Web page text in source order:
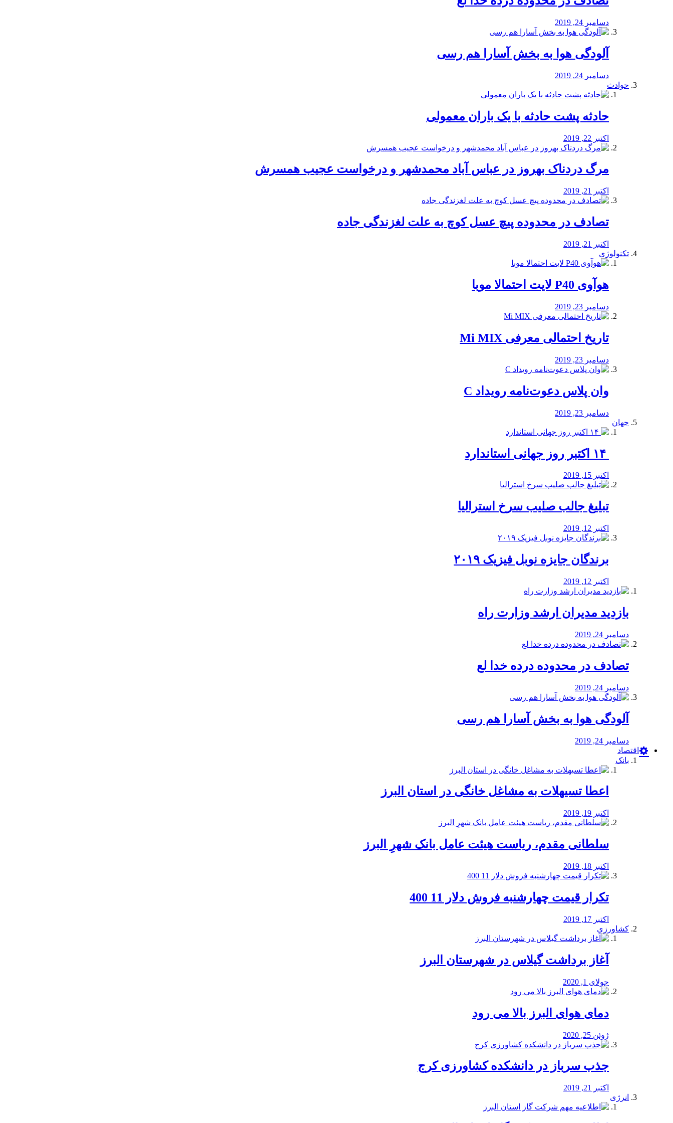
دسامبر 24, 2019
آلودگی هوا به بخش آسارا هم رسی
دسامبر 24, 2019
حوادث
️حادثه پشت حادثه با یک باران معمولی
اکتبر 22, 2019
مرگ دردناک بهروز در عباس آباد محمدشهر و درخواست عجیب همسرش
اکتبر 21, 2019
تصادف در محدوده پیچ عسل کوچ به علت لغزندگی جاده
اکتبر 21, 2019
تکنولوژی
هوآوی P40 لایت احتمالا موبا
دسامبر 23, 2019
تاریخ احتمالی معرفی Mi MIX
دسامبر 23, 2019
وان پلاس دعوت‌نامه رویداد C
دسامبر 23, 2019
جهان
اکتبر 15, 2019
تبلیغ جالب صلیب سرخ استرالیا
اکتبر 12, 2019
برندگان جایزه نوبل فیزیک ۲۰۱۹
اکتبر 12, 2019
بازدید مدیران ارشد وزارت راه
دسامبر 24, 2019
تصادف در محدوده درده خدا لع
دسامبر 24, 2019
آلودگی هوا به بخش آسارا هم رسی
دسامبر 24, 2019
اقتصاد
بانک
️اعطا تسیهلات به مشاغل خانگی در استان البرز
اکتبر 19, 2019
سلطانی مقدم، ریاست هیئت عامل بانک شهرِ البرز
اکتبر 18, 2019
تکرار قیمت چهارشنبه فروش دلار 11 400
اکتبر 17, 2019
کشاورزی
آغاز برداشت گیلاس در شهرستان البرز
جولای 1, 2020
دمای هوای البرز بالا می رود
ژوئن 25, 2020
جذب سرباز در دانشکده کشاورزی کرج
اکتبر 21, 2019
انرژی